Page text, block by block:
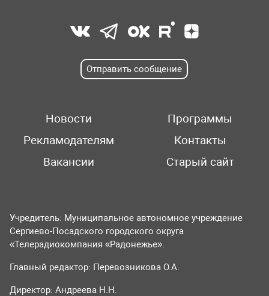
Отправить сообщение
Новости
Программы
Рекламодателям
Контакты
Вакансии
Старый сайт
Учредитель: Муниципальное автономное учреждение
Сергиево-Посадского городского округа
«Телерадиокомпания «Радонежье».
Главный редактор: Перевозникова О.А.
Директор: Андреева Н.Н.